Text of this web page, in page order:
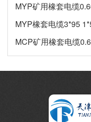
MYP矿用橡套电缆
MYP橡套电缆3*95
MCP矿用橡套电缆